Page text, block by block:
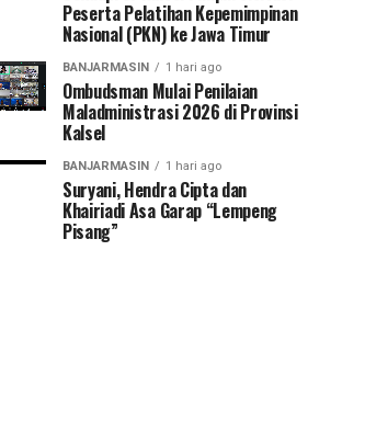
Peserta Pelatihan Kepemimpinan
Nasional (PKN) ke Jawa Timur
BANJARMASIN 1 hari ago
Ombudsman Mulai Penilaian
Maladministrasi 2026 di Provinsi
Kalsel
BANJARMASIN 1 hari ago
Suryani, Hendra Cipta dan
Khairiadi Asa Garap “Lempeng
Pisang”